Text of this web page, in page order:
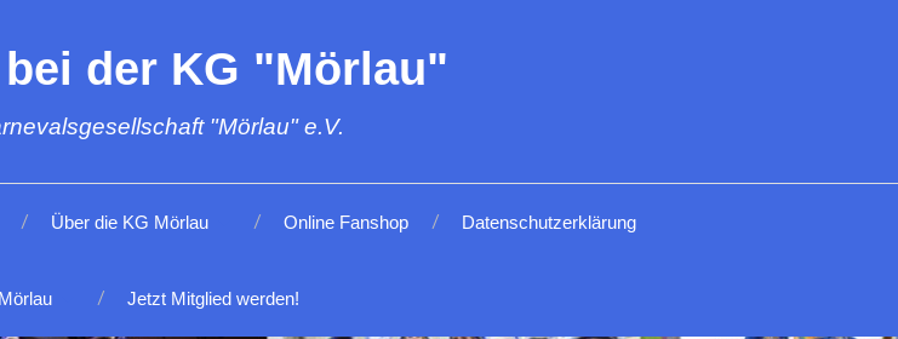
der KG "Mörlau"
"Mörlau" e.V.
Über die KG Mörlau Online Fanshop Datenschutzerklärung
Jetzt Mitglied werden!